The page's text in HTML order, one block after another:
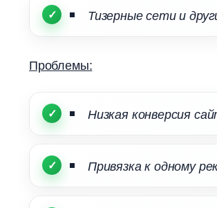
Тизерные сети и
Проблемы:
Низкая конверсия
Привязка к одному